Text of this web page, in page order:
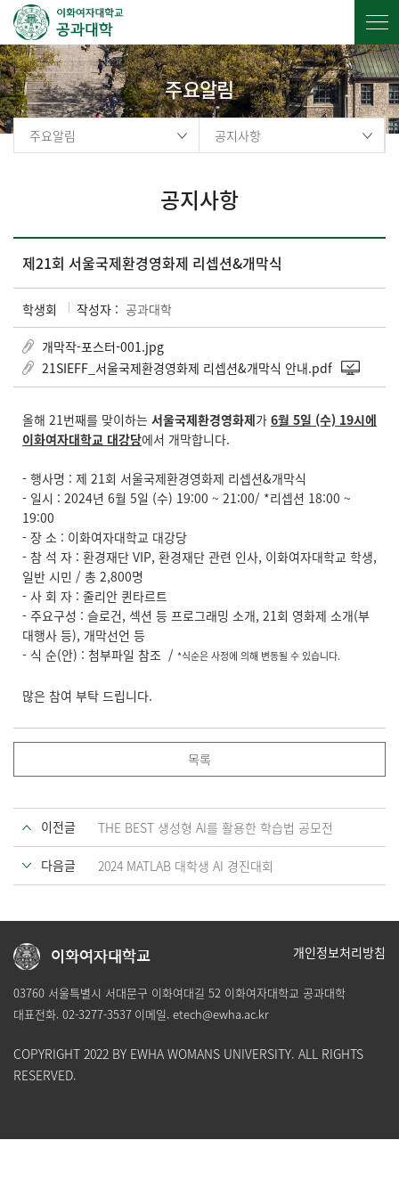
주요알림
주요알림 공지사항
공지사항
제21회 서울국제환경영화제 리셉션&개막식
학생회 작성자 : 공과대학
개막작-포스터-001.jpg
21SIEFF_서울국제환경영화제 리셉션&개막식 안내.pdf
올해 21번째를 맞이하는 서울국제환경영화제가 6월 5일 (수) 19시에
이화여자대학교 대강당에서 개막합니다.
- 행사명 : 제 21회 서울국제환경영화제 리셉션&개막식
- 일시 : 2024년 6월 5일 (수) 19:00 ~ 21:00/ *리셉션 18:00 ~
19:00
- 장 소 : 이화여자대학교 대강당
- 참 석 자 : 환경재단 VIP, 환경재단 관련 인사, 이화여자대학교 학생,
일반 시민 / 총 2,800명
- 사 회 자 : 줄리안 퀸타르트
- 주요구성 : 슬로건, 섹션 등 프로그래밍 소개, 21회 영화제 소개(부
대행사 등), 개막선언 등
- 식 순(안) : 첨부파일 참조 / *식순은 사정에 의해 변동될 수 있습니다.
많은 참여 부탁 드립니다.
목록
이전글 THE BEST 생성형 AI를 활용한 학습법 공모전
다음글 2024 MATLAB 대학생 AI 경진대회
이화여자대학교 개인정보처리방침
03760 서울특별시 서대문구 이화여대길 52 이화여자대학교 공과대학
대표전화. 02-3277-3537 이메일. etech@ewha.ac.kr
COPYRIGHT 2022 BY EWHA WOMANS UNIVERSITY. ALL RIGHTS
RESERVED.